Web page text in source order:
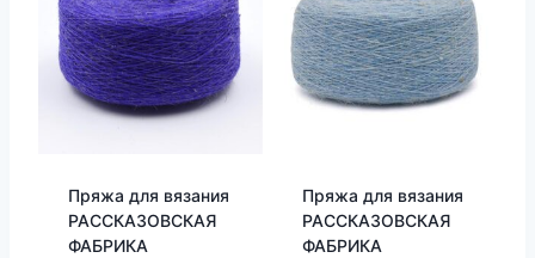
Пряжа для вязания
РАССКАЗОВСКАЯ
ФАБРИКА
Пряжа для вязания
РАССКАЗОВСКАЯ
ФАБРИКА